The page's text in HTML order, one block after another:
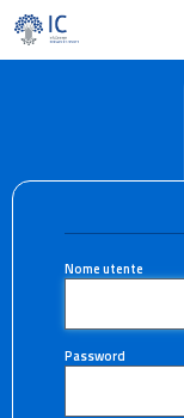
Nome utente
Password